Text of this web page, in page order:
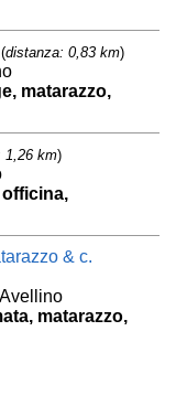
(distanza: 0,83 km)
matarazzo,
1,26 km)
officina,
& c.
matarazzo,